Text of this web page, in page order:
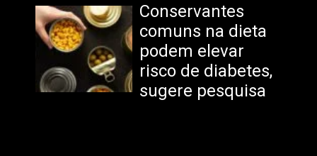
Conservantes
comuns na dieta
podem elevar
risco de diabetes,
sugere pesquisa